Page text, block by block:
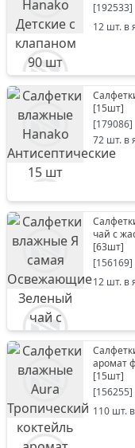
[192533]
12 шт. в
[15шт]
[179086]
72 шт. в
чай с
[63шт]
[156169]
12 шт. в
аромат
[15шт]
[156255]
110 шт.